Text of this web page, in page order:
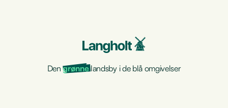
Dengrønnelandsby i de blå omgivelser